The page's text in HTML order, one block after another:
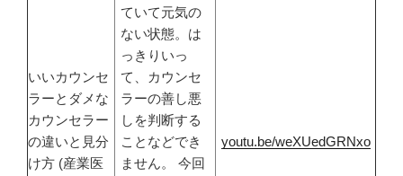
いいカウンセ
ラーとダメな
カウンセラー
の違いと見分
け方 (産業医
ていて元気の
ない状態。は
っきりいっ
て、カウンセ
ラーの善し悪
しを判断する
ことなどでき
ません。 今回
youtu.be/weXUedGRNxo